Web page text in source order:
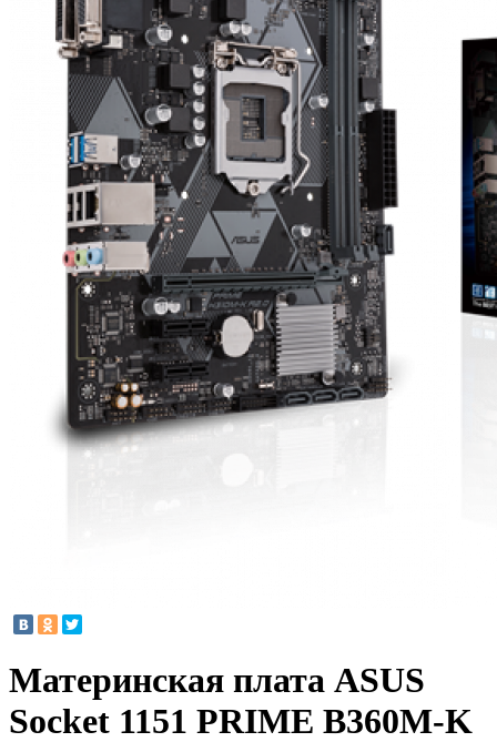
Материнская плата ASUS
Socket 1151 PRIME B360M-K